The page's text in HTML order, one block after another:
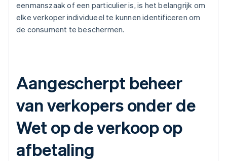
eenmanszaak of een particulier is, is het belangrijk om
elke verkoper individueel te kunnen identificeren om
de consument te beschermen.
Aangescherpt beheer
van verkopers onder de
Wet op de verkoop op
afbetaling